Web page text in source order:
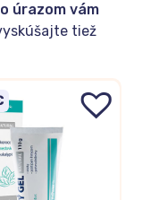
úrazom vám
tiež